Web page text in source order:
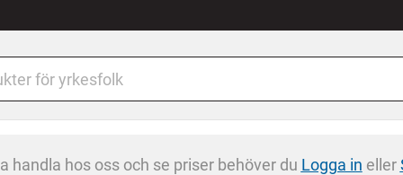
handla hos oss och se priser behöver du Logga in eller